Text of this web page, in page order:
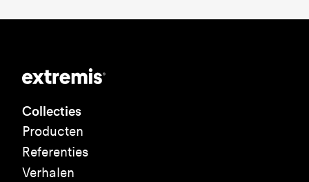
Collecties
Producten
Referenties
Verhalen